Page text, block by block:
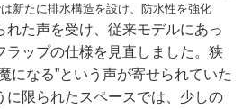
新たに排水構造を設け、防水性を強化
た声を受け、従来モデルにあっ
ラップの仕様を見直しました。狭
になる”という声が寄せられていた
に限られたスペースでは、少しの